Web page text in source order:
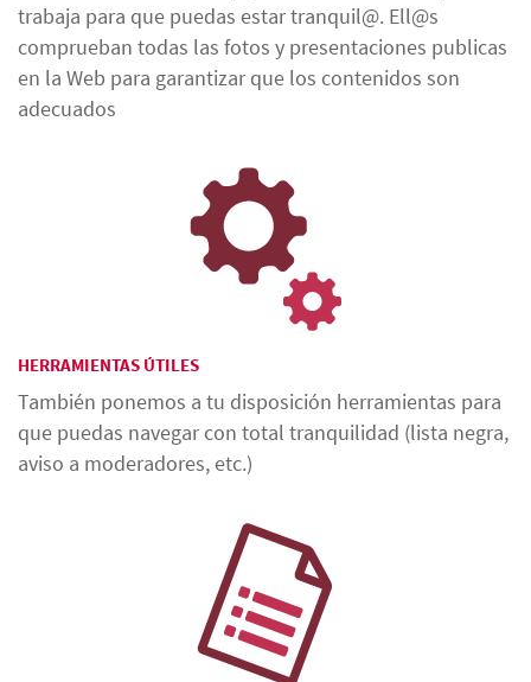
trabaja para que puedas estar tranquil@. Ell@s
comprueban todas las fotos y presentaciones publicas
en la Web para garantizar que los contenidos son
adecuados
HERRAMIENTAS ÚTILES
También ponemos a tu disposición herramientas para
que puedas navegar con total tranquilidad (lista negra,
aviso a moderadores, etc.)